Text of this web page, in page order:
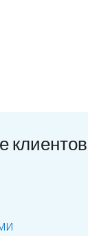
клиентов